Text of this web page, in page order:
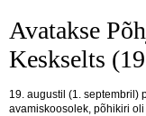
Avatakse
Keskselts
19. augustil (1. septembril)
avamiskoosolek, põhikiri